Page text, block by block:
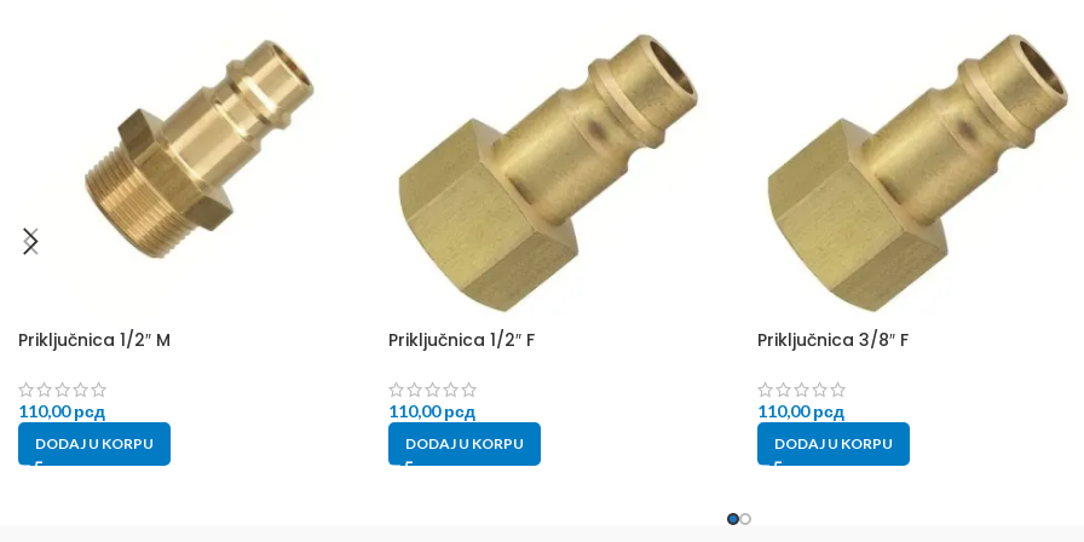
Priključnica 1/2″ M
110,00рсд
DODAJ U KORPU
Priključnica 1/2″ F
110,00рсд
DODAJ U KORPU
Priključnica 3/8″ F
110,00рсд
DODAJ U KORPU